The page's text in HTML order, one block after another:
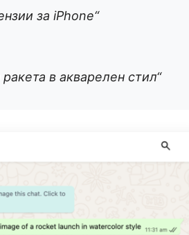
за iPhone“
в акварелен стил“